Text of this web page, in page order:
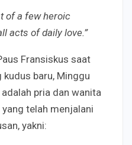
of a few heroic
acts of daily love.”
Fransiskus saat
baru, Minggu
pria dan wanita
telah menjalani
yakni: